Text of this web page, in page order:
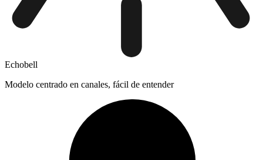
Echobell
Modelo centrado en canales, fácil de entender